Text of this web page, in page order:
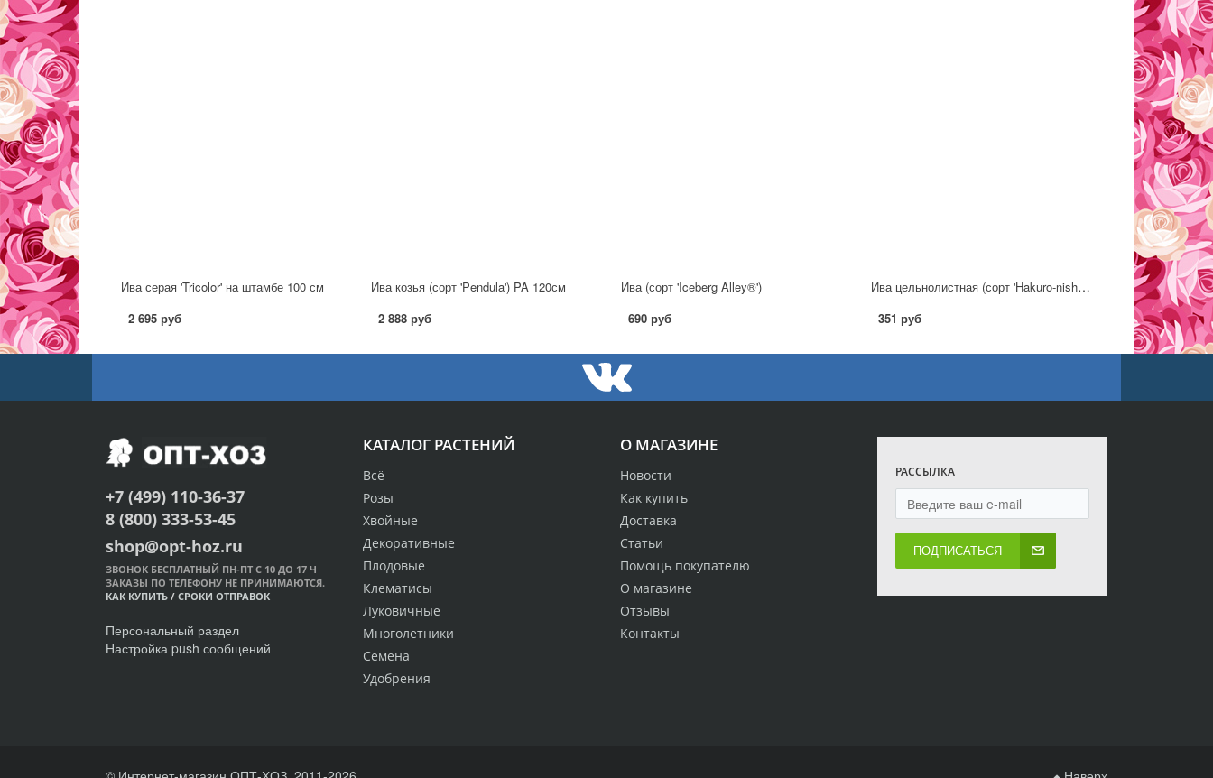
Ива серая 'Tricolor' на штамбе 100 см
2 695 руб
Ива козья (сорт 'Pendula') PA 120см
2 888 руб
Ива (сорт 'Iceberg Alley®')
690 руб
Ива цельнолистная (сорт 'Hakuro-nishiki')
351 руб
О МАГАЗИНЕ
Новости
Как купить
Доставка
Статьи
Помощь покупателю
О магазине
Отзывы
Контакты
КАТАЛОГ РАСТЕНИЙ
Всё
Розы
Хвойные
Декоративные
Плодовые
Клематисы
Луковичные
Многолетники
Семена
Удобрения
РАССЫЛКА
ПОДПИСАТЬСЯ
+7 (499) 110-36-37
8 (800) 333-53-45
shop@opt-hoz.ru
ЗВОНОК БЕСПЛАТНЫЙ ПН-ПТ С 10 ДО 17 Ч
ЗАКАЗЫ ПО ТЕЛЕФОНУ НЕ ПРИНИМАЮТСЯ.
КАК КУПИТЬ / СРОКИ ОТПРАВОК
Персональный раздел
Настройка push сообщений